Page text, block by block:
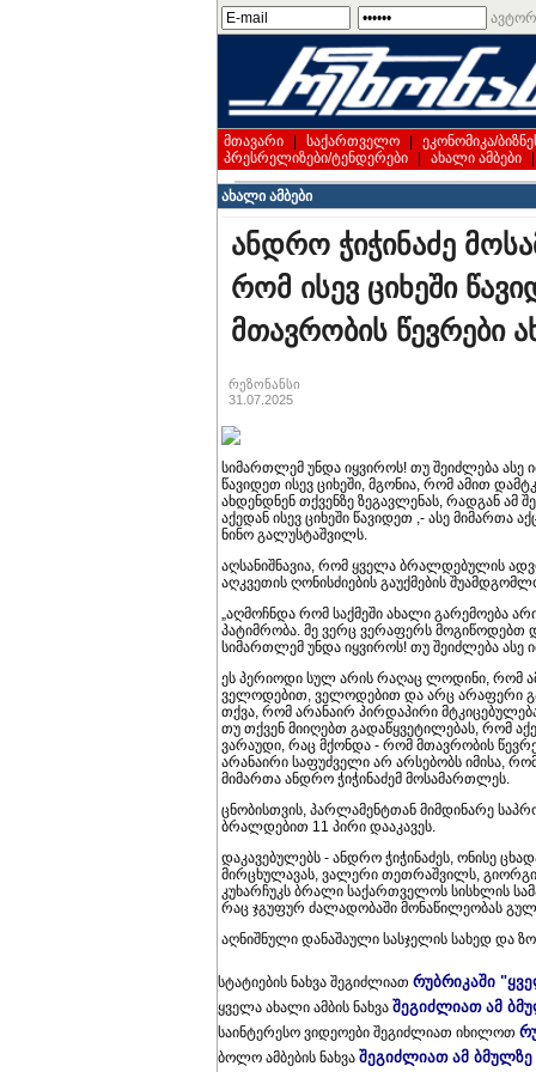
მთავარი საქართველო ეკონომიკა/
პრესრელიზები/ტენდერები
ახალი ამბები
ახალი ამბები
ანდრო ჭიჭინაძე
რომ ისევ ციხეში
მთავრობის წევრები
რეზონანსი
31.07.2025
სიმართლემ უნდა იყვიროს! თუ შეიძლება ასე
წავიდეთ ისევ ციხეში, მგონია, რომ ამით
ახდენდნენ თქვენზე ზეგავლენას, რადგან ამ
აქედან ისევ ციხეში წავიდეთ ,- ასე მიმართა
ნინო გალუსტაშვილს.
აღსანიშნავია, რომ ყველა ბრალდებულის
აღკვეთის ღონისძიების გაუქმების
„აღმოჩნდა რომ საქმეში ახალი გარემოება
პატიმრობა. მე ვერც ვერაფერს მოგიწოდებთ
სიმართლემ უნდა იყვიროს! თუ შეიძლება ასე
ეს პერიოდი სულ არის რაღაც ლოდინი, რომ
ველოდებით, ველოდებით და არც არაფერი
თქვა, რომ არანაირ პირდაპირი
თუ თქვენ მიიღებთ გადაწყვეტილებას, რომ
ვარაუდი, რაც მქონდა - რომ მთავრობის
არანაირი საფუძველი არ არსებობს იმისა,
მიმართა ანდრო ჭიჭინაძემ მოსამართლეს.
ცნობისთვის, პარლამენტთან მიმდინარე
ბრალდებით 11 პირი დააკავეს.
დაკავებულებს - ანდრო ჭიჭინაძეს, ონისე
მირცხულავას, ვალერი თეთრაშვილს, გიორგი
კუხარჩუკს ბრალი საქართველოს სისხლის
რაც ჯგუფურ ძალადობაში მონაწილეობას
აღნიშნული დანაშაული სასჯელის სახედ და
სტატიების ნახვა შეგიძლიათ რუბრიკაში
ყველა ახალი ამბის ნახვა შეგიძლიათ ამ
საინტერესო ვიდეოები შეგიძლიათ იხილოთ
ბოლო ამბების ნახვა შეგიძლიათ ამ ბმულზე